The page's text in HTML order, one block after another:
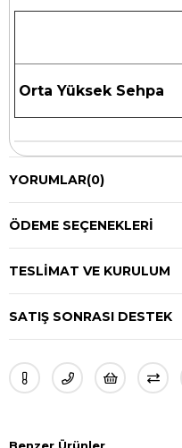
Orta Yüksek Sehpa
YORUMLAR(0)
ÖDEME SEÇENEKLERI
TESLIMAT VE KURULUM
SATIŞ SONRASI DESTEK
Benzer Ürünler